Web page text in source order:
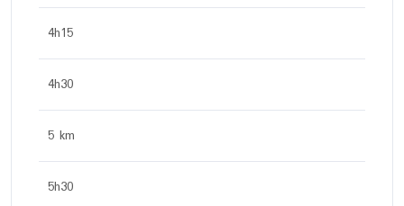
4h15
4h30
5 km
5h30